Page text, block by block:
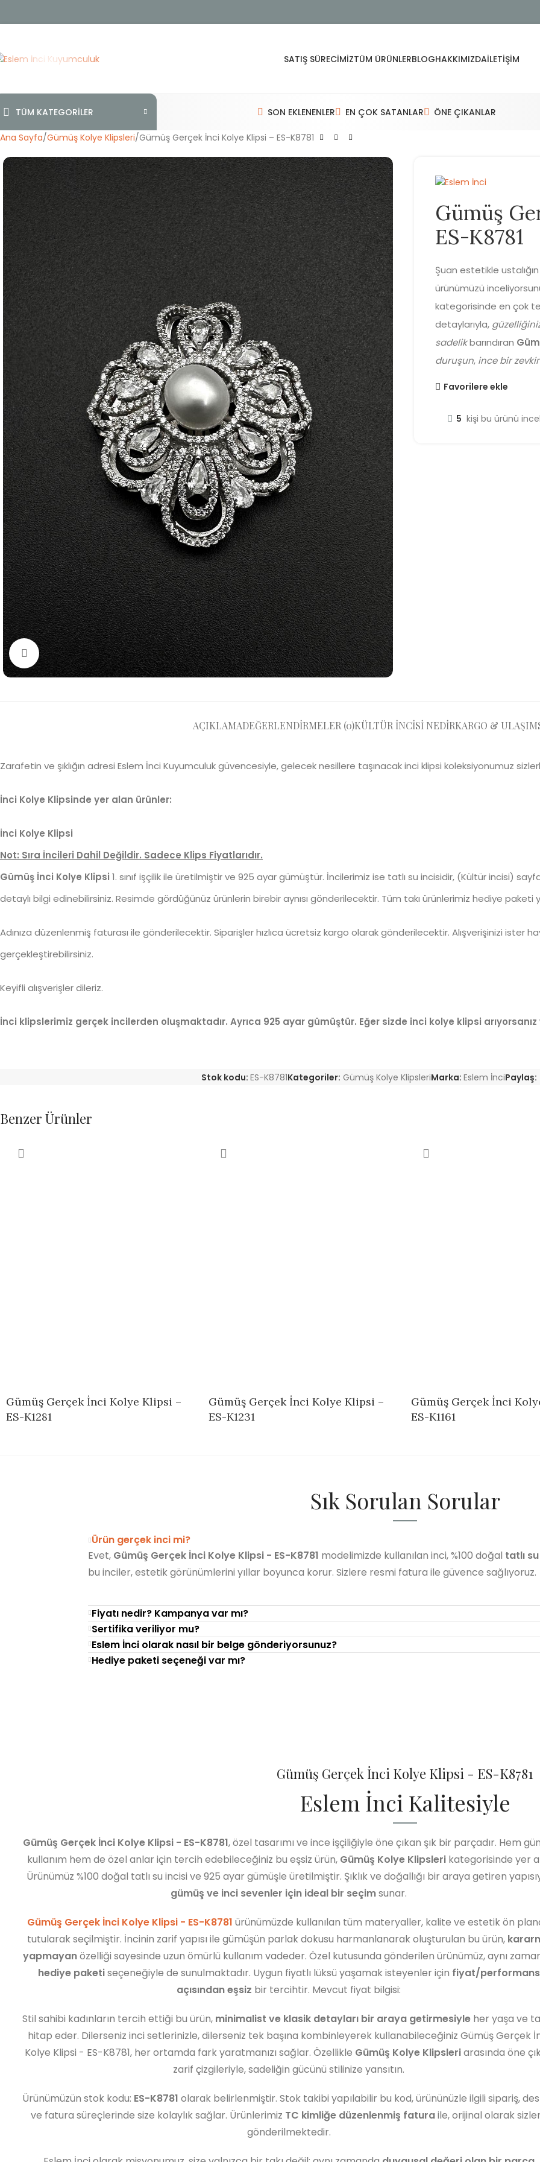
SATIŞ SÜRECIMIZTÜM ÜRÜNLERBLOGHAKKIMIZDAİLETIŞIM
TÜM KATEGORİLER SON EKLENENLER EN ÇOK SATANLAR ÖNE ÇIKANLAR
Ana Sayfa Gümüş Kolye Klipsleri Gümüş Gerçek İnci Kolye Klipsi – ES-K8781
Büyütmek için tıklayın
Gümüş
ES-K8781
Şuan estetikle
ürünümüzü
kategorisinde en çok
detaylarıyla,
sadelikbarındıran
duruşun, ince bir
Favorilere ekle
5 kişi bu ürünü
AÇIKLAMADEĞERLENDIRMELER (0)KÜLTÜR İNCISI NEDIRKARGO & ULAŞIM
Zarafetin ve şıklığın adresi Eslem İnci Kuyumculuk güvencesiyle, gelecek nesillere taşınacak inci klipsi koleksiyonumuz
İnci Kolye Klipsinde yer alan ürünler:
İnci Kolye Klipsi
Not: Sıra İncileri Dahil Değildir. Sadece Klips Fiyatlarıdır.
Gümüş İnci Kolye Klipsi 1. sınıf işçilik ile üretilmiştir ve 925 ayar gümüştür. İncilerimiz ise tatlı su incisidir, (Kültür incisi)
detaylı bilgi edinebilirsiniz. Resimde gördüğünüz ürünlerin birebir aynısı gönderilecektir. Tüm takı ürünlerimiz hediye
Adınıza düzenlenmiş faturası ile gönderilecektir. Siparişler hızlıca ücretsiz kargo olarak gönderilecektir. Alışverişinizi ister
gerçekleştirebilirsiniz.
Keyifli alışverişler dileriz.
İnci klipslerimiz gerçek incilerden oluşmaktadır. Ayrıca 925 ayar gümüştür. Eğer sizde inci kolye klipsi
Stok kodu: ES-K8781Kategoriler: Gümüş Kolye KlipsleriMarka: Eslem İnciPaylaş:
Benzer Ürünler
Gümüş Gerçek İnci Kolye Klipsi –
ES-K1281
Gümüş Gerçek İnci Kolye Klipsi –
ES-K1231
Gümüş Gerçek İnci
ES-K1161
Sık Sorulan Sorular
Ürün gerçek inci mi?
Evet, Gümüş Gerçek İnci Kolye Klipsi - ES-K8781 modelimizde kullanılan inci, %100 doğal tatlı
bu inciler, estetik görünümlerini yıllar boyunca korur. Sizlere resmi fatura ile güvence sağlıyoruz.
Fiyatı nedir? Kampanya var mı?
Sertifika veriliyor mu?
Eslem İnci olarak nasıl bir belge gönderiyorsunuz?
Hediye paketi seçeneği var mı?
Gümüş Gerçek İnci Kolye Klipsi - ES-K8781
Eslem İnci Kalitesiyle
Gümüş Gerçek İnci Kolye Klipsi - ES-K8781, özel tasarımı ve ince işçiliğiyle öne çıkan şık bir parçadır. Hem
kullanım hem de özel anlar için tercih edebileceğiniz bu eşsiz ürün, Gümüş Kolye Klipsleri kategorisinde yer
Ürünümüz %100 doğal tatlı su incisi ve 925 ayar gümüşle üretilmiştir. Şıklık ve doğallığı bir araya getiren
gümüş ve inci sevenler için ideal bir seçimsunar.
Gümüş Gerçek İnci Kolye Klipsi - ES-K8781 ürünümüzde kullanılan tüm materyaller, kalite ve estetik ön
tutularak seçilmiştir. İncinin zarif yapısı ile gümüşün parlak dokusu harmanlanarak oluşturulan bu ürün,
yapmayanözelliği sayesinde uzun ömürlü kullanım vadeder. Özel kutusunda gönderilen ürünümüz, aynı
hediye paketiseçeneğiyle de sunulmaktadır. Uygun fiyatlı lüksü yaşamak isteyenler için fiyat/performans
açısından eşsiz bir tercihtir. Mevcut fiyat bilgisi:
Stil sahibi kadınların tercih ettiği bu ürün, minimalist ve klasik detayları bir araya getirmesiyleher yaşa ve
hitap eder. Dilerseniz inci setlerinizle, dilerseniz tek başına kombinleyerek kullanabileceğiniz Gümüş Gerçek
Kolye Klipsi - ES-K8781, her ortamda fark yaratmanızı sağlar. Özellikle Gümüş Kolye Klipsleriarasında öne
zarif çizgileriyle, sadeliğin gücünü stilinize yansıtın.
Ürünümüzün stok kodu: ES-K8781 olarak belirlenmiştir. Stok takibi yapılabilir bu kod, ürününüzle ilgili sipariş,
ve fatura süreçlerinde size kolaylık sağlar. Ürünlerimiz TC kimliğe düzenlenmiş faturaile, orijinal olarak
gönderilmektedir.